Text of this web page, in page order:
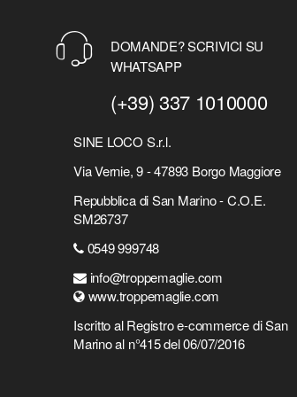
DOMANDE? SCRIVICI SU
WHATSAPP
(+39) 337 1010000
SINE LOCO S.r.l.
Via Vernie, 9 - 47893 Borgo Maggiore
Repubblica di San Marino - C.O.E.
SM26737
0549 999748
info@troppemaglie.com
www.troppemaglie.com
Iscritto al Registro e-commerce di San
Marino al n°415 del 06/07/2016